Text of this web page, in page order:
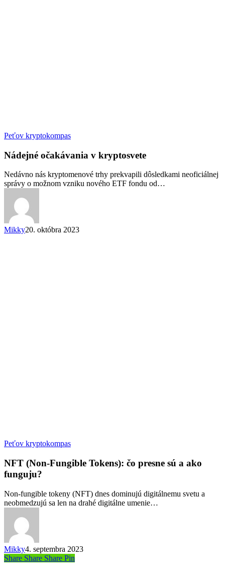
Peťov kryptokompasNádejné
v
Nádejné očakávania v kryptosvete
Nedávno nás kryptomenové trhy prekvapili dôsledkami neoficiálnej
správy o možnom vzniku nového ETF fondu od…
Mikky20. októbra 2023
Peťov kryptokompasNFT
Fungible
Tokens):
sú
a
NFT (Non-Fungible Tokens): čo presne sú a ako
funguju?
Non-fungible tokeny (NFT) dnes dominujú digitálnemu svetu a
neobmedzujú sa len na drahé digitálne umenie…
Mikky4. septembra 2023
Share
Share Share Share Pin